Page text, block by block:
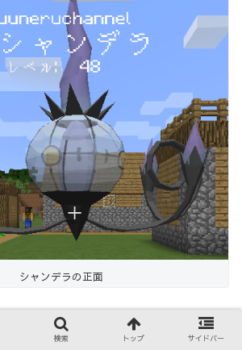
シャンデラの正面
検索 トップ サイドバー